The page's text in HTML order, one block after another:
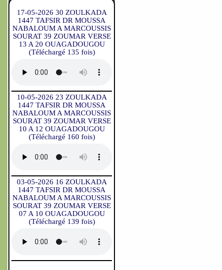
17-05-2026 30 ZOULKADA
1447 TAFSIR DR MOUSSA
NABALOUM A MARCOUSSIS
SOURAT 39 ZOUMAR VERSE
13 A 20 OUAGADOUGOU
(Téléchargé 135 fois)
10-05-2026 23 ZOULKADA
1447 TAFSIR DR MOUSSA
NABALOUM A MARCOUSSIS
SOURAT 39 ZOUMAR VERSE
10 A 12 OUAGADOUGOU
(Téléchargé 160 fois)
03-05-2026 16 ZOULKADA
1447 TAFSIR DR MOUSSA
NABALOUM A MARCOUSSIS
SOURAT 39 ZOUMAR VERSE
07 A 10 OUAGADOUGOU
(Téléchargé 139 fois)